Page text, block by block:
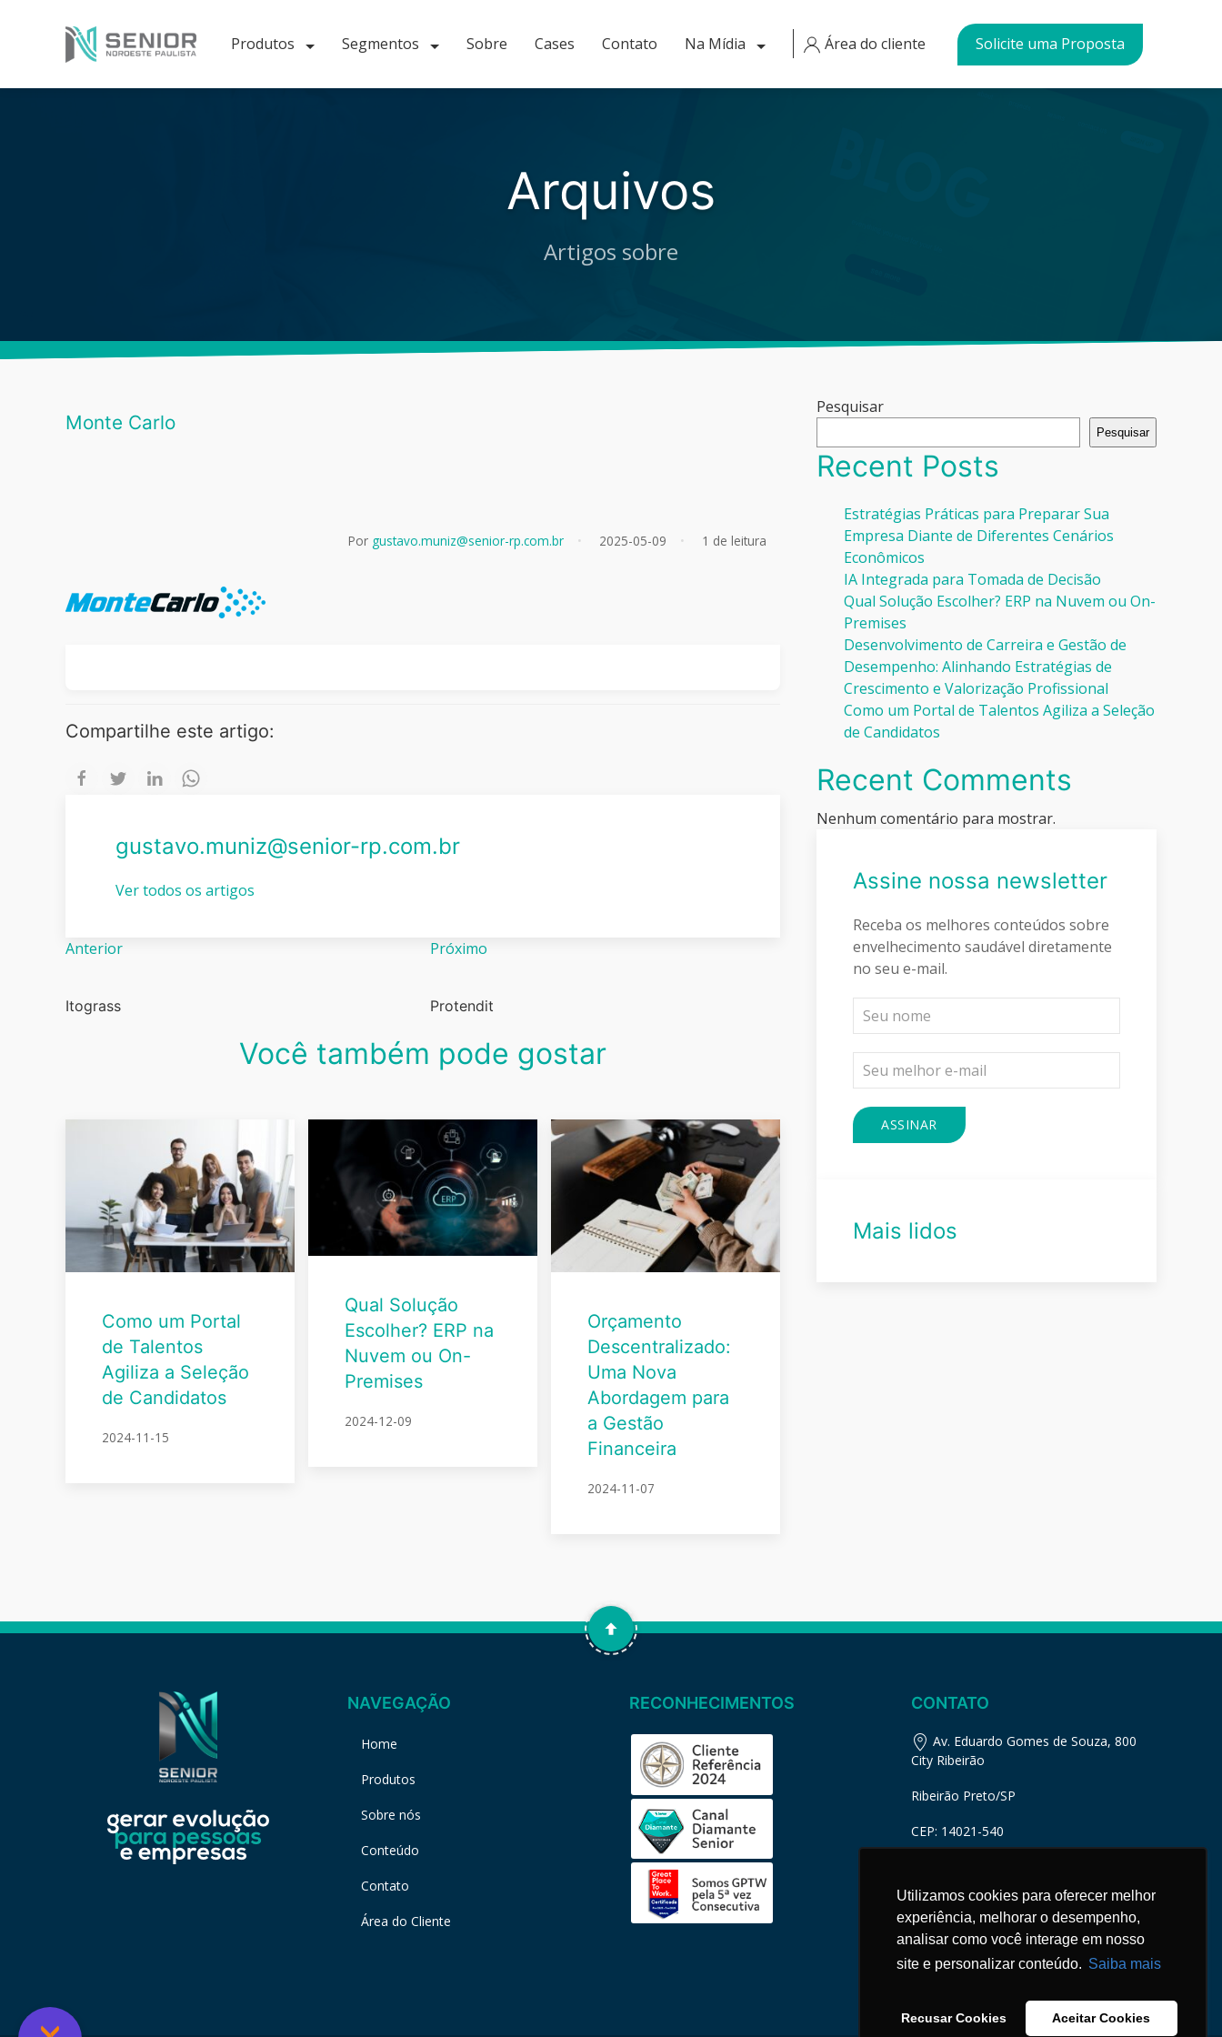
Utilizamos cookies para oferecer melhor
experiência, melhorar o desempenho,
analisar como você interage em nosso
site e personalizar conteúdo. Saiba mais
Recusar Cookies Aceitar Cookies
Produtos Segmentos Sobre Cases Contato Na Mídia Área do cliente Solicite uma Proposta
Arquivos
Artigos sobre
Monte Carlo
Por gustavo.muniz@senior-rp.com.br 2025-05-09 1 de leitura
Compartilhe este artigo:
gustavo.muniz@senior-rp.com.br
Ver todos os artigos
Anterior
Itograss
Próximo
Protendit
Você também pode gostar
Como um Portal
de Talentos
Agiliza a Seleção
de Candidatos
2024-11-15
Qual Solução
Escolher? ERP na
Nuvem ou On-
Premises
2024-12-09
Orçamento
Descentralizado:
Uma Nova
Abordagem para
a Gestão
Financeira
2024-11-07
Pesquisar
Pesquisar
Recent Posts
Estratégias Práticas para Preparar Sua
Empresa Diante de Diferentes Cenários
Econômicos
IA Integrada para Tomada de Decisão
Qual Solução Escolher? ERP na Nuvem ou On-
Premises
Desenvolvimento de Carreira e Gestão de
Desempenho: Alinhando Estratégias de
Crescimento e Valorização Profissional
Como um Portal de Talentos Agiliza a Seleção
de Candidatos
Recent Comments
Nenhum comentário para mostrar.
Assine nossa newsletter
Receba os melhores conteúdos sobre
envelhecimento saudável diretamente
no seu e-mail.
ASSINAR
Mais lidos
NAVEGAÇÃO
Home
Produtos
Sobre nós
Conteúdo
Contato
Área do Cliente
RECONHECIMENTOS CONTATO
Av. Eduardo Gomes de Souza, 800
City Ribeirão
Ribeirão Preto/SP
CEP: 14021-540
comunica@senior-rp.com.br